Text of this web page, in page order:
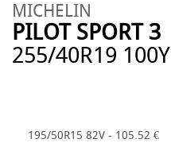
MICHELIN
PILOT SPORT 3
255/40R19 100Y
195/50R15 82V - 105.52 €